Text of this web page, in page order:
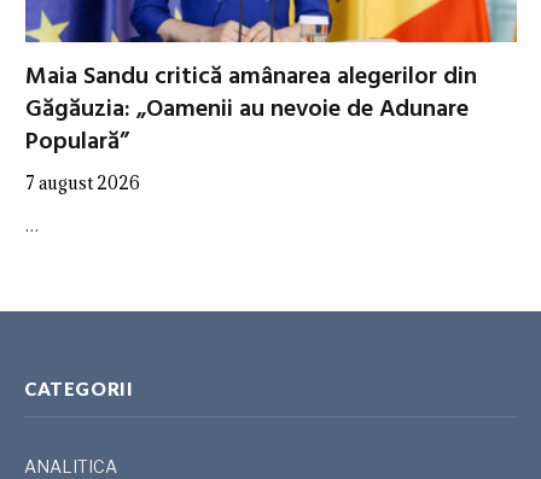
Maia Sandu critică amânarea alegerilor din
Găgăuzia: „Oamenii au nevoie de Adunare
Populară”
7 august 2026
…
CATEGORII
ANALITICA